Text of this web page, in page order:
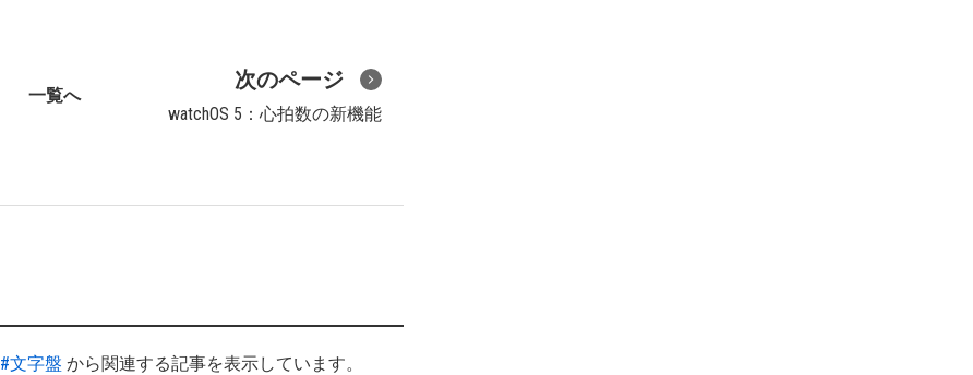
一覧へ
次のページ
watchOS 5：心拍数の新機能
#文字盤 から関連する記事を表示しています。